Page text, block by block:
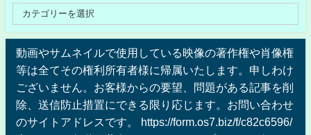
動画やサムネイルで使用している映像の著作権や肖像権
等は全てその権利所有者様に帰属いたします。申しわけ
ございません。お客様からの要望、問題がある記事を削
除、送信防止措置にできる限り応じます。お問い合わせ
のサイトアドレスです。 https://form.os7.biz/f/c82c6596/